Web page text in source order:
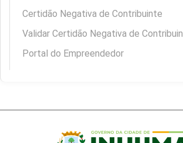
Certidão Negativa de Contribuinte
Validar Certidão Negativa de
Portal do Empreendedor